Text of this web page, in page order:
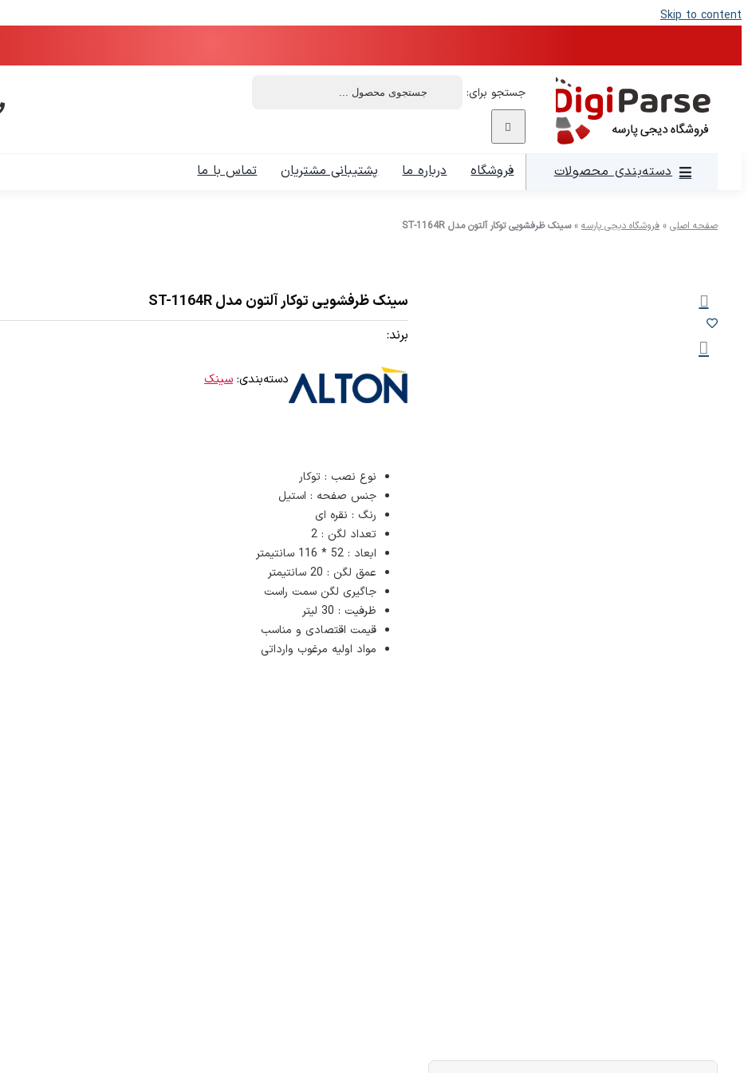
Skip to content
جستجو برای:
دسته‌بندی محصولات فروشگاه درباره ما پشتیبانی مشتریان تماس با ما
صفحه اصلی » فروشگاه دیجی پارسه »سینک ظرفشویی توکار آلتون مدل ST-1164R
سینک ظرفشویی توکار آلتون مدل ST-1164R
برند:
دسته‌بندی: سینک
نوع نصب : توکار
جنس صفحه : استیل
رنگ : نقره ای
تعداد لگن : 2
ابعاد : 52 * 116 سانتیمتر
عمق لگن : 20 سانتیمتر
جاگیری لگن سمت راست
ظرفیت : 30 لیتر
قیمت اقتصادی و مناسب
مواد اولیه مرغوب وارداتی